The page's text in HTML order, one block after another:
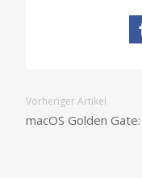
Vorheriger Artikel
macOS Golden